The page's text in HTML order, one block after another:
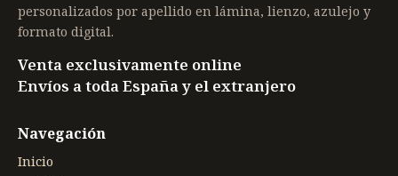
personalizados por apellido en lámina, lienzo, azulejo y
formato digital.
Venta exclusivamente online
Envíos a toda España y el extranjero
Navegación
Inicio